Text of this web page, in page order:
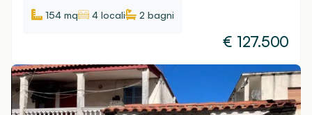
154 mq
4 locali 2 bagni
€ 127.500